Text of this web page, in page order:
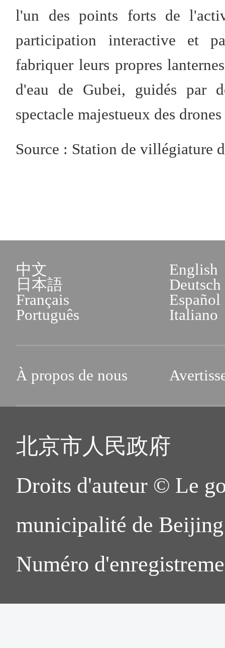
l'un des points forts de
participation interactive et
fabriquer leurs propres
d'eau de Gubei, guidés par
spectacle majestueux des
Source : Station de villégiature
中文
English
日本語
Deutsch
Français
Español
Português
Italiano
À propos de nous
北京市人民政府
Droits d'auteur © Le
municipalité de
Numéro